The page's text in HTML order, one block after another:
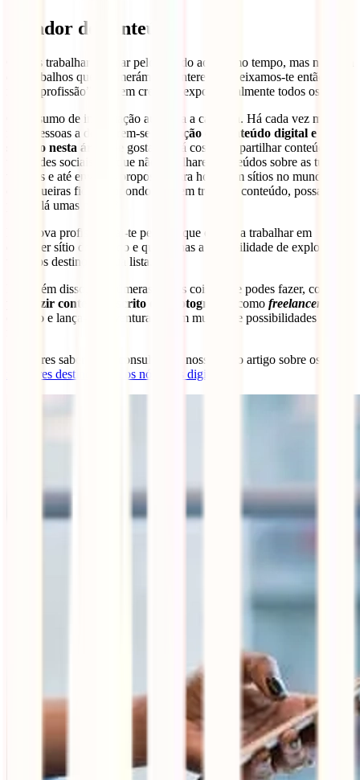
Criador de conteúdo
Queres trabalhar e viajar pelo mundo ao mesmo tempo, mas nenhum
dos trabalhos que enumerámos te interessa? Deixamos-te então esta
nova “profissão” que tem crescido exponencialmente todos os dias.
O consumo de informação aumenta a cada dia. Há cada vez mais e
mais pessoas a dedicarem-se à
criação de conteúdo digital e a ter
sucesso nesta área
. Se gostas ou já costumas partilhar conteúdo nas
tuas redes sociais, porque não partilhares conteúdos sobre as tuas
viagens e até enviares propostas para hotéis em sítios no mundo
onde queiras ficar, propondo que, em troca de conteúdo, possas
passar lá umas noites?
Esta nova profissão vai-te permitir que estejas a trabalhar em
qualquer sítio do mundo e que tenhas a possibilidade de explorares
todos os destinos da tua lista.
Para além disso, há inúmeras outras coisas que podes fazer, como
produzir conteúdo escrito e/ou fotográfico
como freelancer
criativo e lança-te à aventura, há um mundo de possibilidades lá
Se queres saber mais, consulta este nosso novo artigo sobre os
melhores destinos para os nómadas digitais